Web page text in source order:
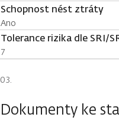
Schopnost nést ztráty
Ano
Tolerance rizika dle SRI/
7
Dokumenty ke